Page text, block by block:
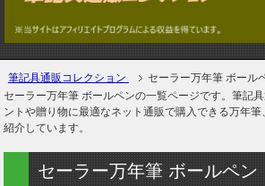
筆記具通販コレクション
セーラー万年筆 ボール
セーラー万年筆 ボールペンの一覧ページです。筆記
ントや贈り物に最適なネット通販で購入できる万年
紹介しています。
セーラー万年筆 ボールペン